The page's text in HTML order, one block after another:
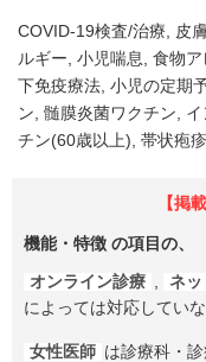
COVID-19検査/治療 皮
ルギー 小児喘息 食物ア
下免疫療法 小児の定期
ン 髄膜炎菌ワクチン
チン(60歳以上) 帯状疱
【掲
機能・特徴 の項目の、
オンライン診療 ネッ
によっては対応してい
女性医師 は診療科・